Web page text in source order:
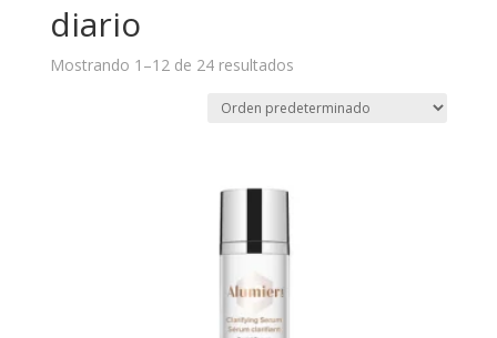
diario
Mostrando 1–12 de 24 resultados